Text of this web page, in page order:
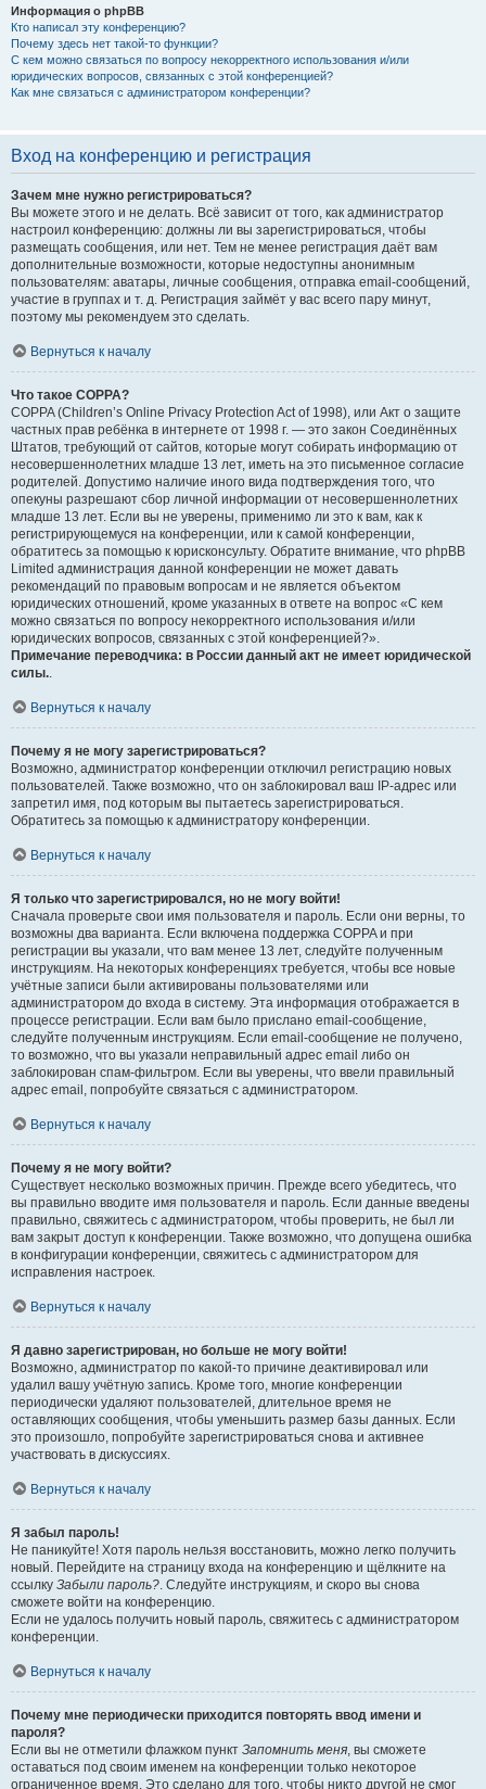
Информация о phpBB
Кто написал эту конференцию?
Почему здесь нет такой-то функции?
С кем можно связаться по вопросу некорректного использования и/или
юридических вопросов, связанных с этой конференцией?
Как мне связаться с администратором конференции?
Вход на конференцию и регистрация
Зачем мне нужно регистрироваться?
Вы можете этого и не делать. Всё зависит от того, как администратор
настроил конференцию: должны ли вы зарегистрироваться, чтобы
размещать сообщения, или нет. Тем не менее регистрация даёт вам
дополнительные возможности, которые недоступны анонимным
пользователям: аватары, личные сообщения, отправка email-сообщений,
участие в группах и т. д. Регистрация займёт у вас всего пару минут,
поэтому мы рекомендуем это сделать.
Вернуться к началу
Что такое COPPA?
COPPA (Children’s Online Privacy Protection Act of 1998), или Акт о защите
частных прав ребёнка в интернете от 1998 г. — это закон Соединённых
Штатов, требующий от сайтов, которые могут собирать информацию от
несовершеннолетних младше 13 лет, иметь на это письменное согласие
родителей. Допустимо наличие иного вида подтверждения того, что
опекуны разрешают сбор личной информации от несовершеннолетних
младше 13 лет. Если вы не уверены, применимо ли это к вам, как к
регистрирующемуся на конференции, или к самой конференции,
обратитесь за помощью к юрисконсульту. Обратите внимание, что phpBB
Limited администрация данной конференции не может давать
рекомендаций по правовым вопросам и не является объектом
юридических отношений, кроме указанных в ответе на вопрос «С кем
можно связаться по вопросу некорректного использования и/или
юридических вопросов, связанных с этой конференцией?».
Примечание переводчика: в России данный акт не имеет юридической
силы..
Вернуться к началу
Почему я не могу зарегистрироваться?
Возможно, администратор конференции отключил регистрацию новых
пользователей. Также возможно, что он заблокировал ваш IP-адрес или
запретил имя, под которым вы пытаетесь зарегистрироваться.
Обратитесь за помощью к администратору конференции.
Вернуться к началу
Я только что зарегистрировался, но не могу войти!
Сначала проверьте свои имя пользователя и пароль. Если они верны, то
возможны два варианта. Если включена поддержка COPPA и при
регистрации вы указали, что вам менее 13 лет, следуйте полученным
инструкциям. На некоторых конференциях требуется, чтобы все новые
учётные записи были активированы пользователями или
администратором до входа в систему. Эта информация отображается в
процессе регистрации. Если вам было прислано email-сообщение,
следуйте полученным инструкциям. Если email-сообщение не получено,
то возможно, что вы указали неправильный адрес email либо он
заблокирован спам-фильтром. Если вы уверены, что ввели правильный
адрес email, попробуйте связаться с администратором.
Вернуться к началу
Почему я не могу войти?
Существует несколько возможных причин. Прежде всего убедитесь, что
вы правильно вводите имя пользователя и пароль. Если данные введены
правильно, свяжитесь с администратором, чтобы проверить, не был ли
вам закрыт доступ к конференции. Также возможно, что допущена ошибка
в конфигурации конференции, свяжитесь с администратором для
исправления настроек.
Вернуться к началу
Я давно зарегистрирован, но больше не могу войти!
Возможно, администратор по какой-то причине деактивировал или
удалил вашу учётную запись. Кроме того, многие конференции
периодически удаляют пользователей, длительное время не
оставляющих сообщения, чтобы уменьшить размер базы данных. Если
это произошло, попробуйте зарегистрироваться снова и активнее
участвовать в дискуссиях.
Вернуться к началу
Я забыл пароль!
Не паникуйте! Хотя пароль нельзя восстановить, можно легко получить
новый. Перейдите на страницу входа на конференцию и щёлкните на
ссылку Забыли пароль?. Следуйте инструкциям, и скоро вы снова
сможете войти на конференцию.
Если не удалось получить новый пароль, свяжитесь с администратором
конференции.
Вернуться к началу
Почему мне периодически приходится повторять ввод имени и
пароля?
Если вы не отметили флажком пункт Запомнить меня, вы сможете
оставаться под своим именем на конференции только некоторое
ограниченное время. Это сделано для того, чтобы никто другой не смог